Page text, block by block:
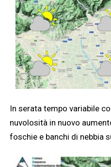
In serata tempo variabile
nuvolosità in nuovo
foschie e banchi di nebbia